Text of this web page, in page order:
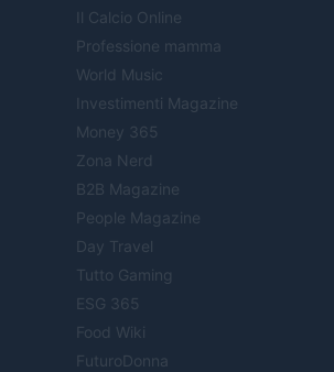
Il Calcio Online
Professione mamma
World Music
Investimenti Magazine
Money 365
Zona Nerd
B2B Magazine
People Magazine
Day Travel
Tutto Gaming
ESG 365
Food Wiki
FuturoDonna